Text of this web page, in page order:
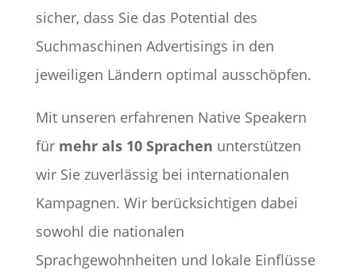
sicher, dass Sie das Potential des
Suchmaschinen Advertisings in den
jeweiligen Ländern optimal ausschöpfen.
Mit unseren erfahrenen Native Speakern
für mehr als 10 Sprachen unterstützen
wir Sie zuverlässig bei internationalen
Kampagnen. Wir berücksichtigen dabei
sowohl die nationalen
Sprachgewohnheiten und lokale Einflüsse